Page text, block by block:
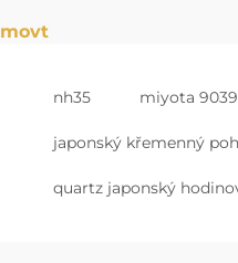
movt
nh35 miyota 9039
japonský křemenný
quartz japonský